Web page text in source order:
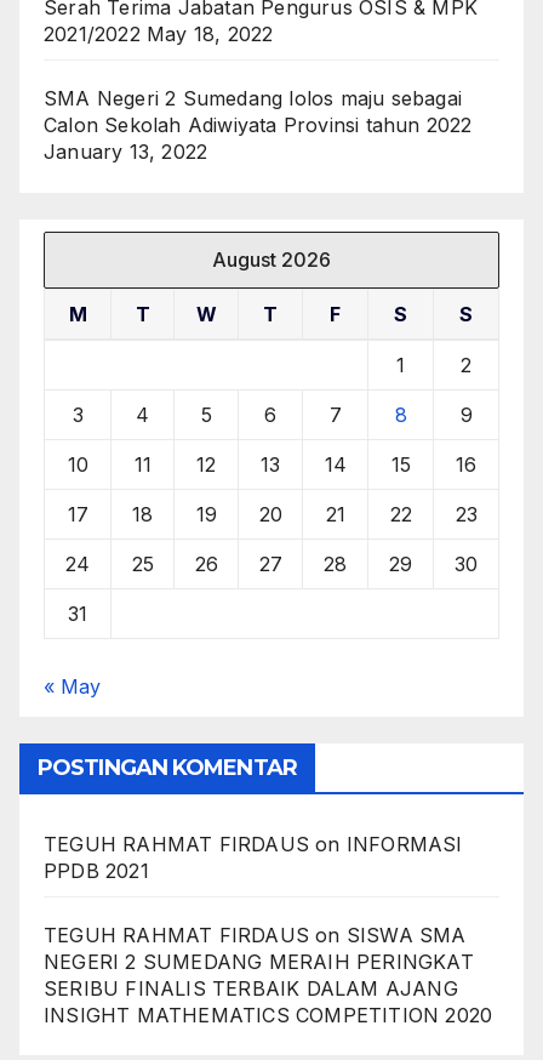
Serah Terima Jabatan Pengurus OSIS & MPK
2021/2022 May 18, 2022
SMA Negeri 2 Sumedang lolos maju sebagai
Calon Sekolah Adiwiyata Provinsi tahun 2022
January 13, 2022
August 2026
M T W T F S S
1 2
3 4 5 6 7 8 9
10 11 12 13 14 15 16
17 18 19 20 21 22 23
24 25 26 27 28 29 30
31
« May
POSTINGAN KOMENTAR
TEGUH RAHMAT FIRDAUS on INFORMASI
PPDB 2021
TEGUH RAHMAT FIRDAUS on SISWA SMA
NEGERI 2 SUMEDANG MERAIH PERINGKAT
SERIBU FINALIS TERBAIK DALAM AJANG
INSIGHT MATHEMATICS COMPETITION 2020